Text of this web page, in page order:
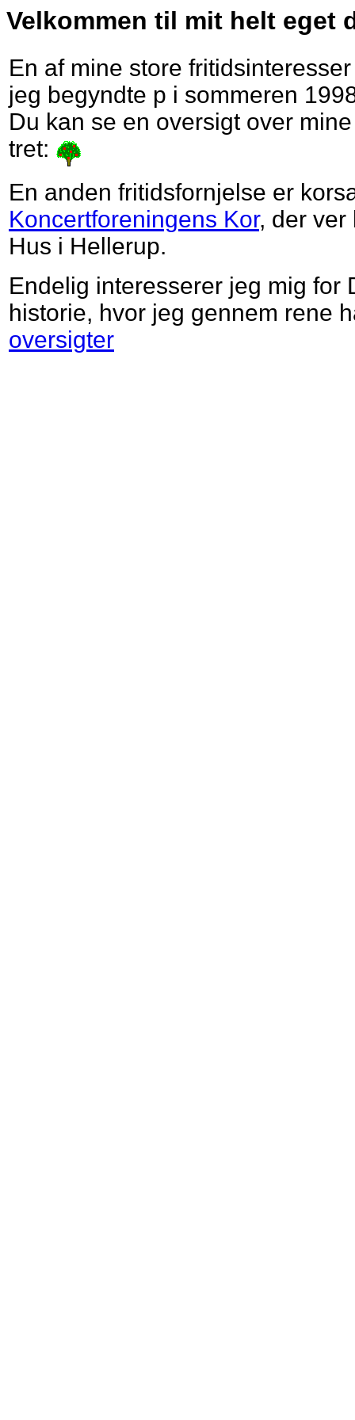
Velkommen til mit helt eget
En af mine store
jeg begyndte p i sommeren
Du kan se en oversigt over
tret:
En anden fritidsfornjelse er
Koncertforeningens Kor, der ver
Hus i Hellerup.
Endelig interesserer jeg mig for
historie, hvor jeg gennem rene
oversigter